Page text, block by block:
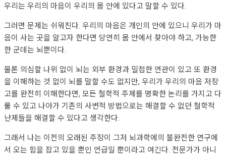
우리는 우리의 마음이 우리의 몸 안에 있다고 말할 수 있다.
그러면 문제는 쉬워진다. 우리의 마음은 개인의 안에 있으니 우리가 마
음이 사는 곳을 알고자 한다면 당연히 몸 안에서 찾아야 하고, 가능한
한 군데는 뇌뿐이다.
물론 의심할 나위 없이 뇌는 외부 환경과 밀접한 연관이 있고 또 환경
을 이해하는 것 없이 뇌를 말할 수도 없지만, 우리가 우리의 마음 저장
고를 완전히 이해한다면, 모든 철학적 주제를 명확한 논리를 가지고 다
룰 수 있고 나아가 기존의 사변적 방법으로는 해결할 수 없던 철학적
난제들을 해결할 수 있다고 생각한다.
그래서 나는 이전의 오래된 주장이 그저 뇌과학에의 불완전한 연구에
서 오는 힘을 잡고 있을 뿐인 언급일 뿐이라고 여긴다. 전문가가 아니